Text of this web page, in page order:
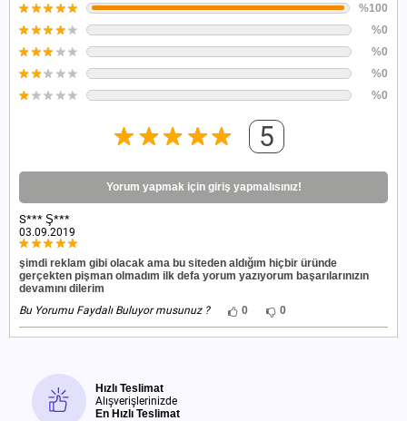
%100
%0
%0
%0
%0
5
Yorum yapmak için giriş yapmalısınız!
S*** Ş***
03.09.2019
şimdi reklam gibi olacak ama bu siteden aldığım hiçbir üründe
gerçekten pişman olmadım ilk defa yorum yazıyorum başarılarınızın
devamını dilerim
Bu Yorumu Faydalı Buluyor musunuz ?
0 0
Hızlı Teslimat
Alışverişlerinizde
En Hızlı Teslimat